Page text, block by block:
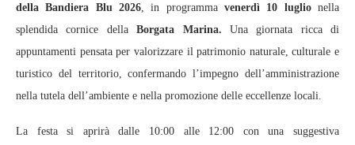
della Bandiera Blu 2026 , in programmavenerdì 10 luglionella
splendida cornice dellaBorgata Marina. Una giornata ricca di
appuntamenti pensata per valorizzare il patrimonio naturale, culturale e
turistico del territorio, confermando l’impegno dell’amministrazione
nella tutela dell’ambiente e nella promozione delle eccellenze locali.
La festa si aprirà dalle 10:00 alle 12:00 con una suggestiva